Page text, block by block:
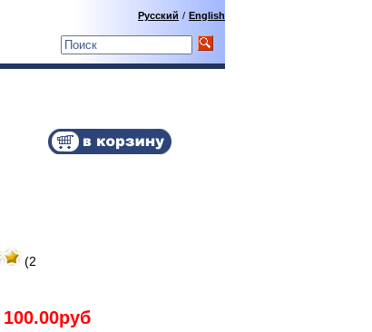
Русский / English
(2
100.00руб